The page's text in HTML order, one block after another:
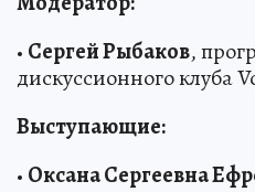
• Сергей Рыбаков,
дискуссионного клуба
Выступающие:
• Оксана Сергеевна